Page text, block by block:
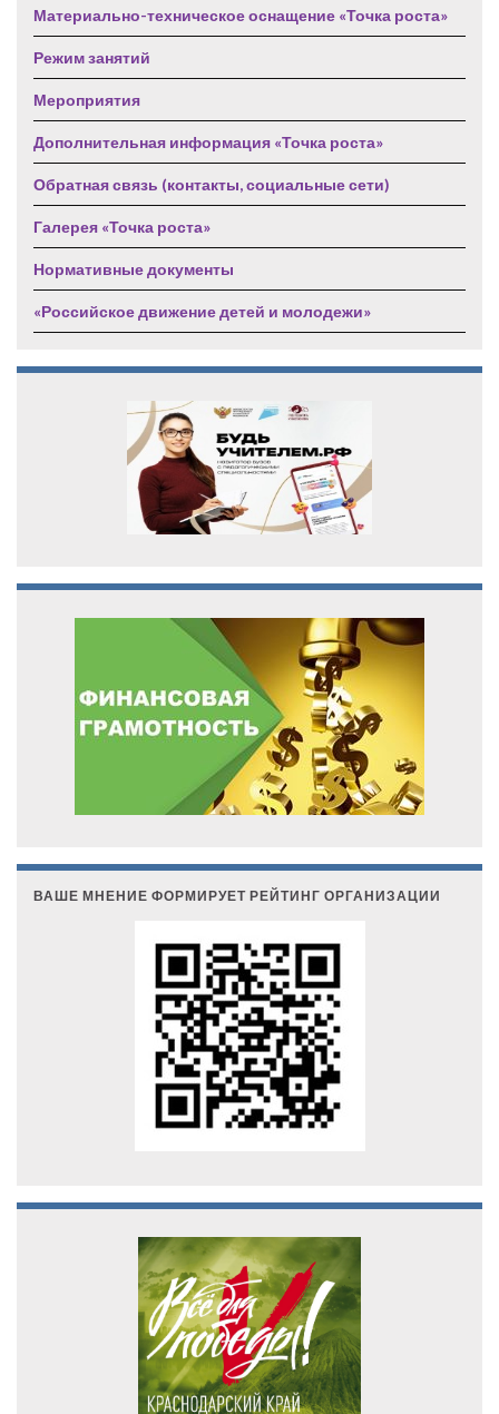
Материально-техническое оснащение «Точка роста»
Режим занятий
Мероприятия
Дополнительная информация «Точка роста»
Обратная связь (контакты, социальные сети)
Галерея «Точка роста»
Нормативные документы
«Российское движение детей и молодежи»
ВАШЕ МНЕНИЕ ФОРМИРУЕТ РЕЙТИНГ ОРГАНИЗАЦИИ